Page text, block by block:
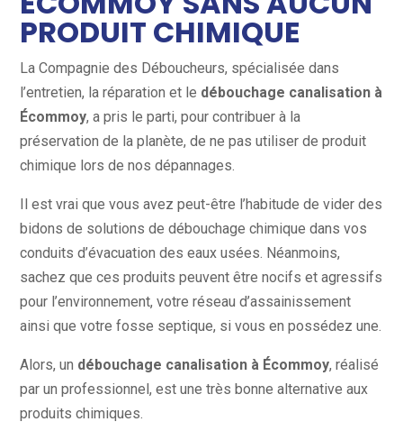
PRODUIT CHIMIQUE
La Compagnie des Déboucheurs, spécialisée dans
l’entretien, la réparation et le débouchage canalisation à
Écommoy, a pris le parti, pour contribuer à la
préservation de la planète, de ne pas utiliser de produit
chimique lors de nos dépannages.
Il est vrai que vous avez peut-être l’habitude de vider des
bidons de solutions de débouchage chimique dans vos
conduits d’évacuation des eaux usées. Néanmoins,
sachez que ces produits peuvent être nocifs et agressifs
pour l’environnement, votre réseau d’assainissement
ainsi que votre fosse septique, si vous en possédez une.
Alors, un débouchage canalisation à Écommoy, réalisé
par un professionnel, est une très bonne alternative aux
produits chimiques.